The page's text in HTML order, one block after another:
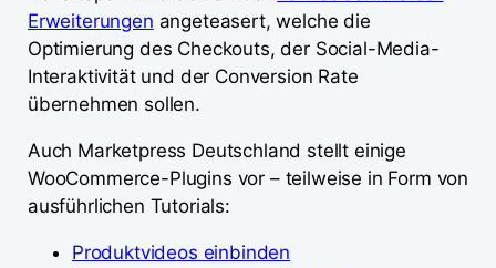
Erweiterungen angeteasert, welche die
Optimierung des Checkouts, der Social-Media-
Interaktivität und der Conversion Rate
übernehmen sollen.
Auch Marketpress Deutschland stellt einige
WooCommerce-Plugins vor – teilweise in Form von
ausführlichen Tutorials:
Produktvideos einbinden